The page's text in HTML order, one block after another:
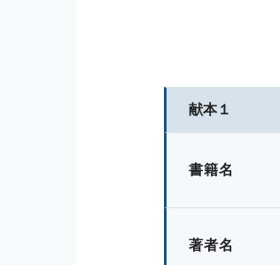
献本１
書籍名
著者名